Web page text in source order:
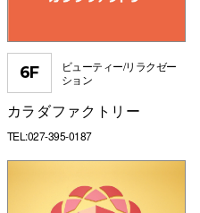
6F
ビューティー/リラクゼー
ション
カラダファクトリー
TEL:027-395-0187